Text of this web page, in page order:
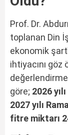
Prof. Dr.
toplanan Din
ekonomik
ihtiyacını göz
göre; 2026
2027 yılı
fitre miktarı